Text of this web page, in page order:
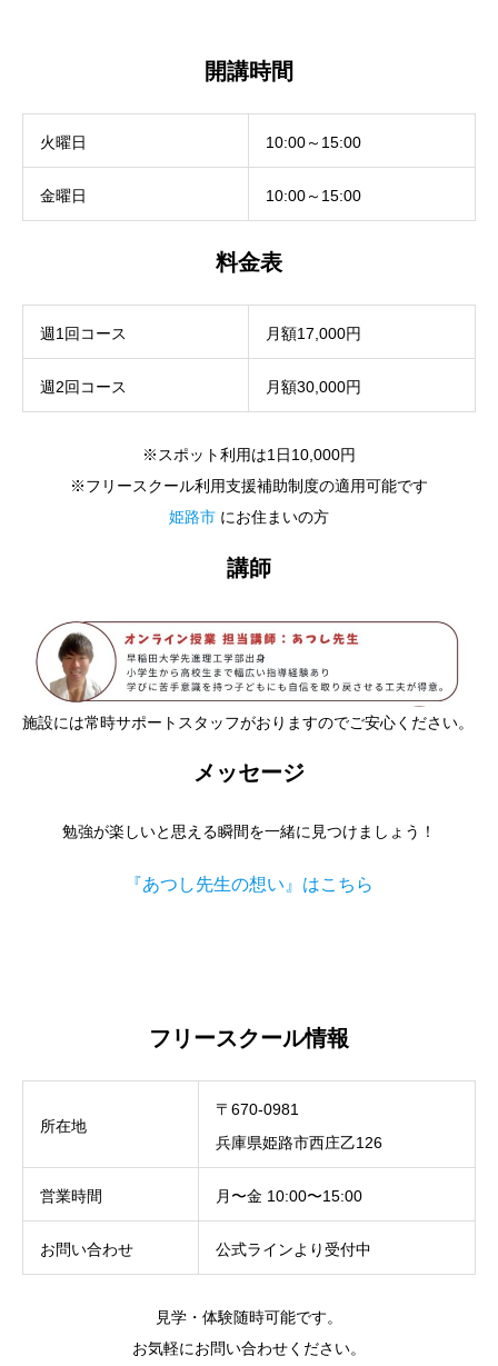
開講時間
火曜日 10:00～15:00
金曜日 10:00～15:00
料金表
週1回コース 月額17,000円
週2回コース 月額30,000円
※スポット利用は1日10,000円
※フリースクール利用支援補助制度の適用可能です
姫路市 にお住まいの方
講師
施設には常時サポートスタッフがおりますのでご安心ください。
メッセージ
勉強が楽しいと思える瞬間を一緒に見つけましょう！
『あつし先生の想い』はこちら
フリースクール情報
所在地
〒670-0981
兵庫県姫路市西庄乙126
営業時間 月〜金 10:00〜15:00
お問い合わせ 公式ラインより受付中
見学・体験随時可能です。
お気軽にお問い合わせください。